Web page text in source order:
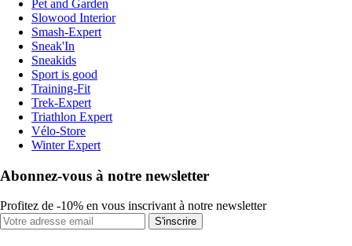
Pet and Garden
Slowood Interior
Smash-Expert
Sneak'In
Sneakids
Sport is good
Training-Fit
Trek-Expert
Triathlon Expert
Vélo-Store
Winter Expert
Abonnez-vous à notre newsletter
Profitez de -10% en vous inscrivant à notre newsletter
S'inscrire